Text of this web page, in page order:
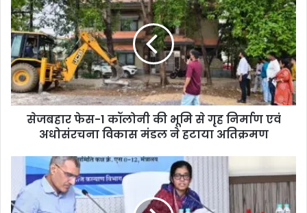
सेजबहार फेस-1 कॉलोनी की भूमि से गृह निर्माण एवं
अधोसंरचना विकास मंडल ने हटाया अतिक्रमण